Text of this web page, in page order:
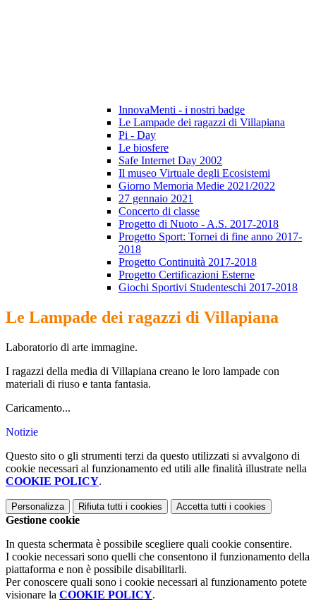
InnovaMenti - i nostri badge
Le Lampade dei ragazzi di Villapiana
Pi - Day
Le biosfere
Safe Internet Day 2002
Il museo Virtuale degli Ecosistemi
Giorno Memoria Medie 2021/2022
27 gennaio 2021
Concerto di classe
Progetto di Nuoto - A.S. 2017-2018
Progetto Sport: Tornei di fine anno 2017-
2018
Progetto Continuità 2017-2018
Progetto Certificazioni Esterne
Giochi Sportivi Studenteschi 2017-2018
Le Lampade dei ragazzi di Villapiana
Laboratorio di arte immagine.
I ragazzi della media di Villapiana creano le loro lampade con
materiali di riuso e tanta fantasia.
Caricamento...
Notizie
Questo sito o gli strumenti terzi da questo utilizzati si avvalgono di
cookie necessari al funzionamento ed utili alle finalità illustrate nella
COOKIE POLICY.
Personalizza Rifiuta tutti i cookies Accetta tutti i cookies
Gestione cookie
In questa schermata è possibile scegliere quali cookie consentire.
I cookie necessari sono quelli che consentono il funzionamento della
piattaforma e non è possibile disabilitarli.
Per conoscere quali sono i cookie necessari al funzionamento potete
visionare la COOKIE POLICY.